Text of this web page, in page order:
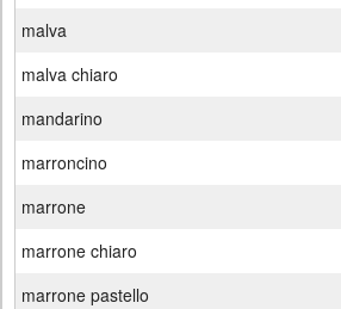
malva
malva chiaro
mandarino
marroncino
marrone
marrone chiaro
marrone pastello